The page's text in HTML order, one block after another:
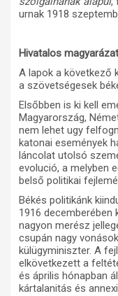
urnak 1918
Hivatalos
A lapok a következő
a szövetségesek
Elsőbben is ki kell
Magyarország,
nem lehet ugy
katonai események
láncolat utolsó
evolució, a melyben
belső politikai
Békés politikánk
1916 decemberében
nagyon merész
csupán nagy
külügyminiszter. A
elkövetkezett a
és április hónapban
kártalanitás és